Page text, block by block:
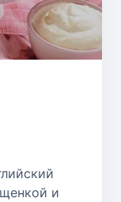
и